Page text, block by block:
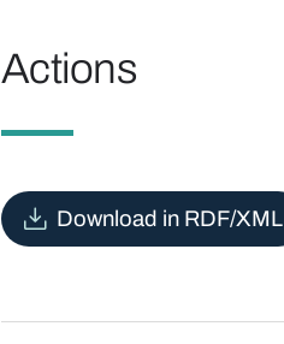
Actions
Download in RDF/XML